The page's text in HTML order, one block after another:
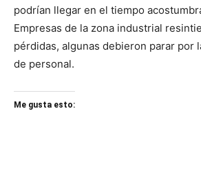
podrían llegar en el tiempo
Empresas de la zona industrial
pérdidas, algunas debieron parar por
de personal.
Me gusta esto: